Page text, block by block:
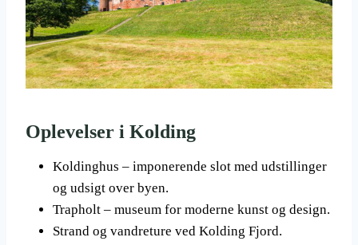
Oplevelser i Kolding
Koldinghus – imponerende slot med udstillinger
og udsigt over byen.
Trapholt – museum for moderne kunst og design.
Strand og vandreture ved Kolding Fjord.